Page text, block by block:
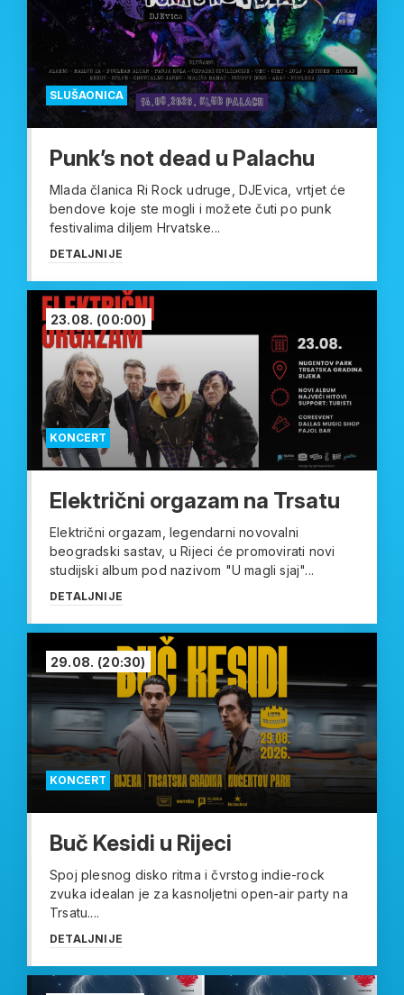
SLUŠAONICA
Punk’s not dead u Palachu
Mlada članica Ri Rock udruge, DJEvica, vrtjet će
bendove koje ste mogli i možete čuti po punk
festivalima diljem Hrvatske...
DETALJNIJE
KONCERT
23.08. (00:00)
Električni orgazam na Trsatu
Električni orgazam, legendarni novovalni
beogradski sastav, u Rijeci će promovirati novi
studijski album pod nazivom "U magli sjaj"...
DETALJNIJE
KONCERT
29.08. (20:30)
Buč Kesidi u Rijeci
Spoj plesnog disko ritma i čvrstog indie-rock
zvuka idealan je za kasnoljetni open-air party na
Trsatu....
DETALJNIJE